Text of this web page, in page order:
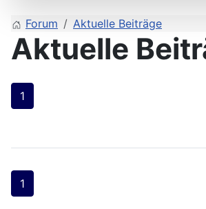
Forum Aktuelle Beiträge
Aktuelle
1
1